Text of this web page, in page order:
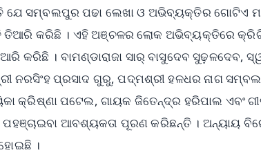
ଯେ ସମ୍ବଲପୁର ପଢା ଲେଖା ଓ ଅଭିବ୍ୟକ୍ତିର ଗୋଟିଏ
ତିଆରି କରିଛି । ଏହି ଅଞ୍ଚଳର ଲୋକ ଅଭିବ୍ୟକ୍ତିରେ
କରିଛି । ବାମଣ୍ଡାରାଜା ସାର୍ ବାସୁଦେବ ସୁଢ଼ଳଦେବ,
ନରସିଂହ ପ୍ରସାଦ ଗୁରୁ, ପଦ୍ମଶ୍ରୀ ହଳଧର ନାଗ
କ୍ରିଷ୍ଣା ପଟେଲ, ଗାୟକ ଜିତେନ୍ଦ୍ର ହରିପାଲ ଏବଂ
ଆବଶ୍ୟକତା ପୂରଣ କରିଛନ୍ତି । ଅନ୍ୟାୟ
।